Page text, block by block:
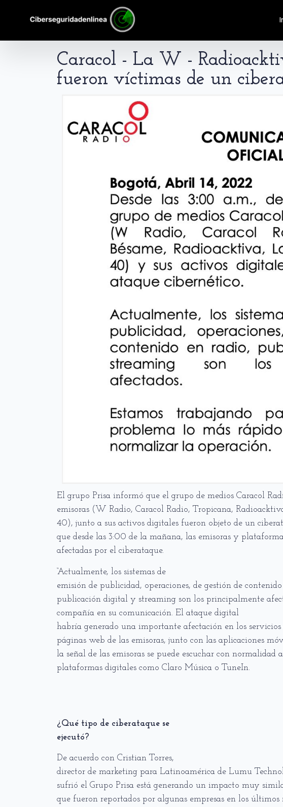
Caracol - La W -
fueron víctimas de un
El grupo Prisa informó que el grupo de medios Caracol
emisoras (W Radio, Caracol Radio, Tropicana,
40), junto a sus activos digitales fueron objeto de un
que desde las 3:00 de la mañana, las emisoras y
afectadas por el ciberataque.
“Actualmente, los sistemas de
emisión de publicidad, operaciones, de gestión de
publicación digital y streaming son los principalmente
compañía en su comunicación. El ataque digital
habría generado una importante afectación en los servicios
páginas web de las emisoras, junto con las aplicaciones
la señal de las emisoras se puede escuchar con normalidad
plataformas digitales como Claro Música o TuneIn.
¿Qué tipo de ciberataque se
ejecutó?
De acuerdo con Cristian Torres,
director de marketing para Latinoamérica de Lumu
sufrió el Grupo Prisa está generando un impacto muy
que fueron reportados por algunas empresas en los últimos